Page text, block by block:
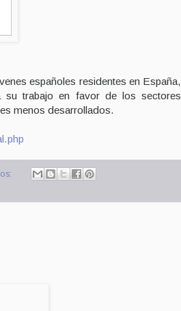
españoles residentes en España,
su trabajo en favor de los sectores
menos desarrollados.